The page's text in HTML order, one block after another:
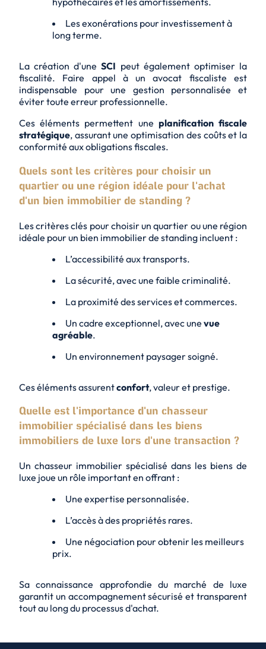
Les exonérations pour investissement à
long terme.
La création d'uneSCI peut également optimiser la
fiscalité. Faire appel à unavocat fiscaliste est
indispensable pour une gestion personnalisée et
éviter toute erreur professionnelle.
Ces éléments permettent une planification fiscale
stratégique, assurant une optimisation des coûts et la
conformité aux obligations fiscales.
Quels sont les critères pour choisir un
quartier ou une région idéale pour l'achat
d'un bien immobilier de standing ?
Les critères clés pour choisir un quartier ou une région
idéale pour un bien immobilier de standing incluent :
L’accessibilité aux transports.
La sécurité, avec une faible criminalité.
La proximité des services et commerces.
Un cadre exceptionnel, avec une vue
agréable.
Un environnement paysager soigné.
Ces éléments assurentconfort,valeuret prestige.
Quelle est l'importance d'un chasseur
immobilier spécialisé dans les biens
immobiliers de luxe lors d'une transaction ?
Un chasseur immobilier spécialisé dans les biens de
luxe joue un rôle important en offrant :
Une expertise personnalisée.
L’accès à des propriétés rares.
Une négociation pour obtenir les meilleurs
prix.
Saconnaissance approfondie du marché de luxe
garantit un accompagnement sécurisé et transparent
tout au long du processus d'achat.